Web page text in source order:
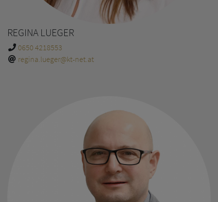
REGINA LUEGER
0650 4218553
regina.lueger@kt-net.at